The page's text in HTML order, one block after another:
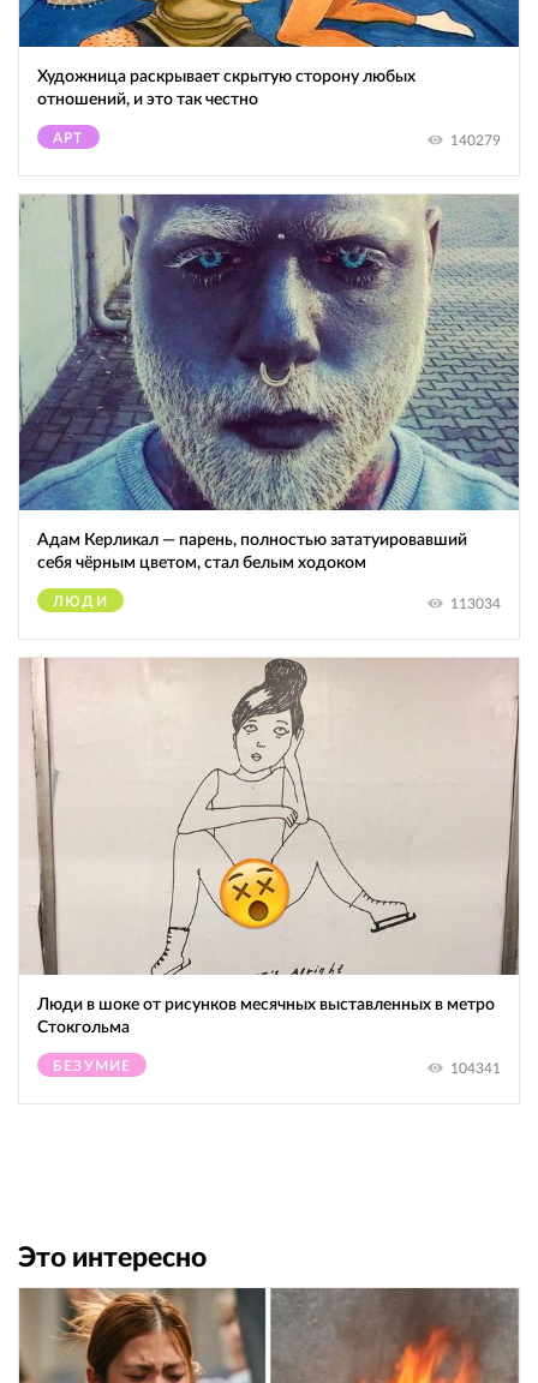
Художница раскрывает скрытую сторону любых
отношений, и это так честно
АРТ 140279
Адам Керликал — парень, полностью зататуировавший
себя чёрным цветом, стал белым ходоком
ЛЮДИ 113034
Люди в шоке от рисунков месячных выставленных в метро
Стокгольма
БЕЗУМИЕ 104341
Это интересно